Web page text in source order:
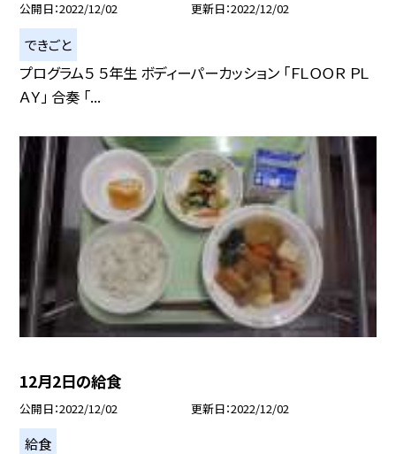
公開日 2022/12/02 更新日 2022/12/02
できごと
プログラム５ ５年生 ボディーパーカッション 「ＦＬＯＯＲ ＰＬ
ＡＹ」 合奏 「...
12月2日の給食
公開日 2022/12/02 更新日 2022/12/02
給食